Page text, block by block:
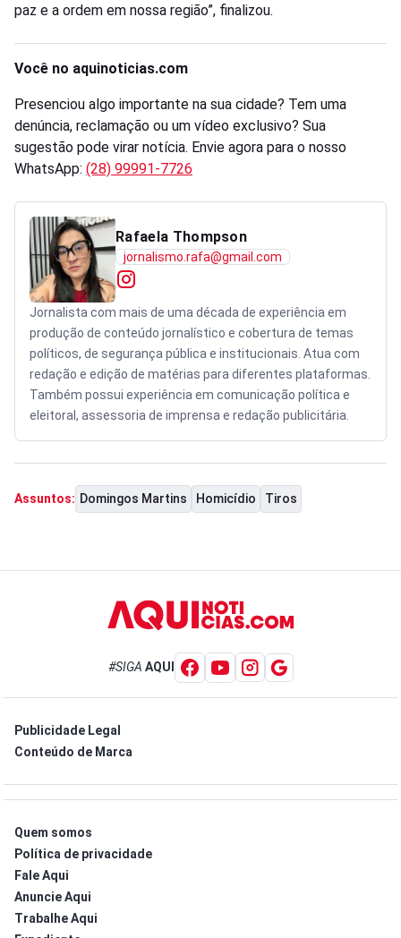
paz e a ordem em nossa região”, finalizou.
Você no aquinoticias.com
Presenciou algo importante na sua cidade? Tem uma
denúncia, reclamação ou um vídeo exclusivo? Sua
sugestão pode virar notícia. Envie agora para o nosso
WhatsApp: (28) 99991-7726
Rafaela Thompson
jornalismo.rafa@gmail.com
Jornalista com mais de uma década de experiência em
produção de conteúdo jornalístico e cobertura de temas
políticos, de segurança pública e institucionais. Atua com
redação e edição de matérias para diferentes plataformas.
Também possui experiência em comunicação política e
eleitoral, assessoria de imprensa e redação publicitária.
Assuntos: Domingos Martins Homicídio Tiros
#SIGA AQUI
Publicidade Legal
Conteúdo de Marca
Quem somos
Política de privacidade
Fale Aqui
Anuncie Aqui
Trabalhe Aqui